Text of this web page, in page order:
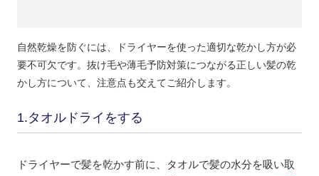
自然乾燥を防ぐには、ドライヤーを使った適切な乾かし方が必
要不可欠です。抜け毛や薄毛予防対策につながる正しい髪の乾
かし方について、注意点も交えてご紹介します。
1.タオルドライをする
ドライヤーで髪を乾かす前に、タオルで髪の水分を吸い取